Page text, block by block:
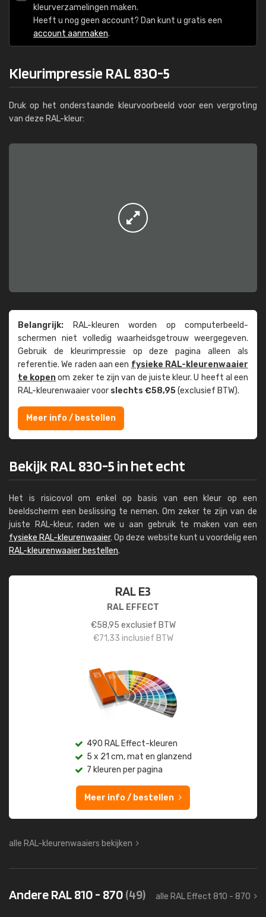
kleurverzamelingen maken.
Heeft u nog geen account? Dan kunt u gratis een
account aanmaken.
Kleurimpressie RAL 830-5
Druk op het onderstaande kleurvoorbeeld voor een vergroting
van deze RAL-kleur:
Belangrijk: RAL-kleuren worden op computer­beeld­
schermen niet volledig waarheids­­getrouw weer­gegeven.
Gebruik de kleur­impressie op deze pagina alleen als
referentie. We raden aan een fysieke RAL-kleuren­waaier
te kopenom zeker te zijn van de juiste kleur. U heeft al een
RAL-kleuren­waaier voor slechts €58,95(exclusief BTW).
Meer info / bestellen
Bekijk RAL 830-5 in het echt
Het is risicovol om enkel op basis van een kleur op een
beeldscherm een beslissing te nemen. Om zeker te zijn van de
juiste RAL-kleur, raden we u aan gebruik te maken van een
fysieke RAL-kleurenwaaier. Op deze website kunt u voordelig een
RAL-kleurenwaaier bestellen.
RAL E3
RAL EFFECT
€58,95 exclusief BTW
€71,33 inclusief BTW
490 RAL Effect-kleuren
5 x 21 cm, mat en glanzend
7 kleuren per pagina
Meer info / bestellen
alle RAL-kleurenwaaiers bekijken
Andere RAL 810 - 870(49) alle RAL Effect 810 - 870